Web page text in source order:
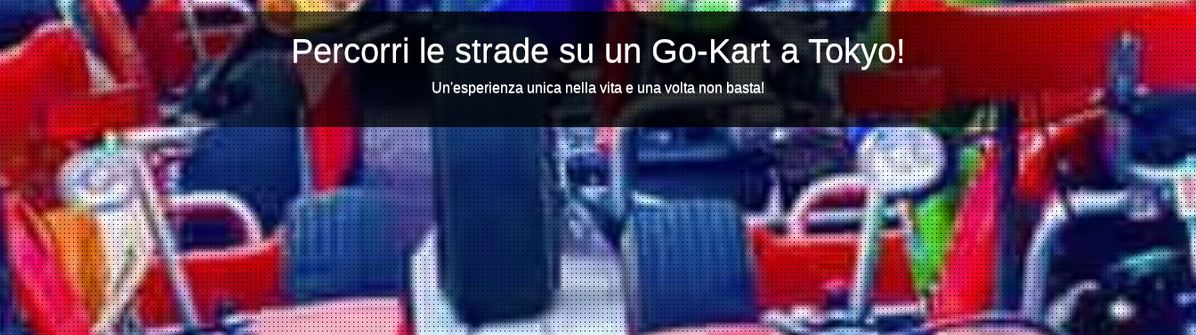
Percorri le strade su un Go-Kart a Tokyo!
Un'esperienza unica nella vita e una volta non basta!